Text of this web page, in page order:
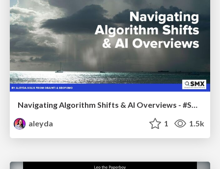
aleyda
1 1.5k